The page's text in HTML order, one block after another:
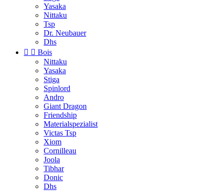
Yasaka
Nittaku
Tsp
Dr. Neubauer
Dhs
  Bois
Nittaku
Yasaka
Stiga
Spinlord
Andro
Giant Dragon
Friendship
Materialspezialist
Victas Tsp
Xiom
Cornilleau
Joola
Tibhar
Donic
Dhs